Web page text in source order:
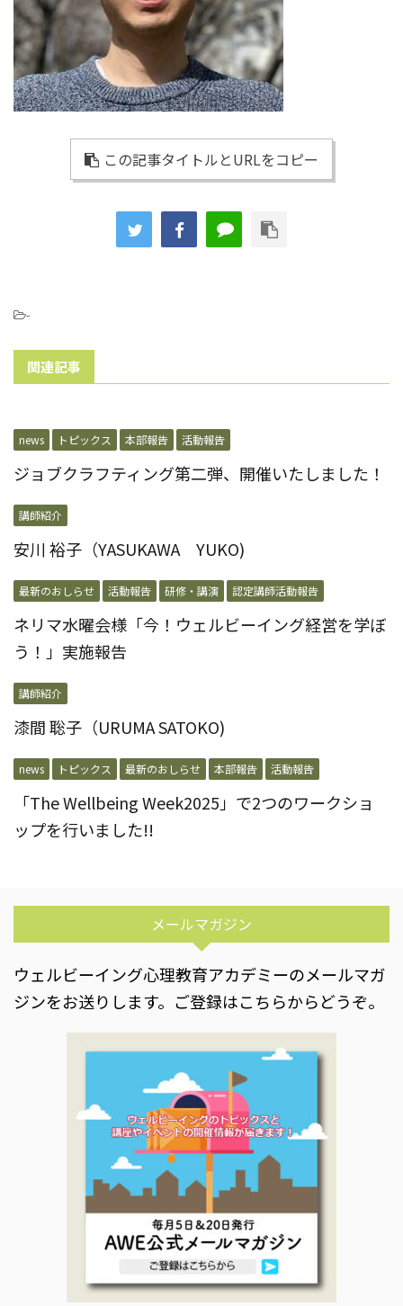
この記事タイトルとURLをコピー
-
関連記事
news トピックス 本部報告 活動報告
ジョブクラフティング第二弾、開催いたしました！
講師紹介
安川 裕子（YASUKAWA YUKO)
最新のおしらせ 活動報告 研修・講演 認定講師活動報告
ネリマ水曜会様「今！ウェルビーイング経営を学ぼ
う！」実施報告
講師紹介
漆間 聡子（URUMA SATOKO)
news トピックス 最新のおしらせ 本部報告 活動報告
「The Wellbeing Week2025」で2つのワークショ
ップを行いました!!
メールマガジン
ウェルビーイング心理教育アカデミーのメールマガ
ジンをお送りします。ご登録はこちらからどうぞ。